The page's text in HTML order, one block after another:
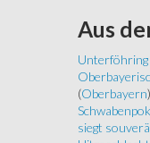
Aus
Unterföhring
(Oberbayern)
siegt